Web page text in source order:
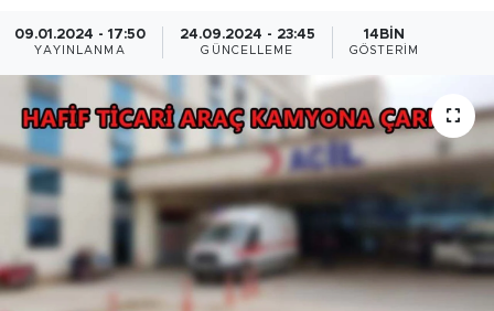
09.01.2024 - 17:50
YAYINLANMA
24.09.2024 - 23:45
GÜNCELLEME
14BIN
GÖSTERIM
Öncü TV İzle
Haber Arşivi